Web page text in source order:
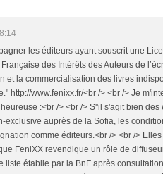
les éditeurs ayant souscrit une
des Intérêts des Auteurs de
et la commercialisation des livres
http://www.fenixx.fr/<br /> <br /> Je
:<br /> <br /> S''il s'agit bien
exclusive auprès de la Sofia, les
comme éditeurs.<br /> <br />
FeniXX revendique un rôle de
liste établie par la BnF après